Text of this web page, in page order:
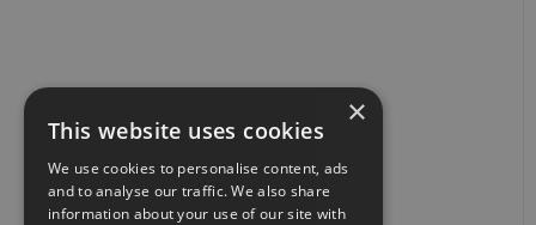
×
This website uses cookies
We use cookies to personalise content, ads
and to analyse our traffic. We also share
information about your use of our site with